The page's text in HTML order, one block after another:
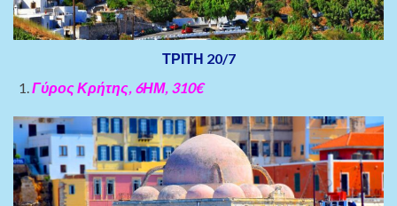
ΤΡΙΤΗ 20/7
Γύρος Κρήτης, 6ΗΜ, 310€